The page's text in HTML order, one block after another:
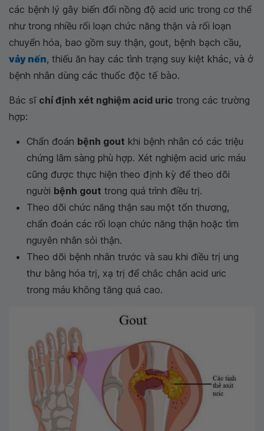
các bệnh lý gây biến đổi nồng độ acid uric trong cơ thể
như trong nhiều rối loạn chức năng thận và rối loạn
chuyển hóa, bao gồm suy thận, gout, bệnh bạch cầu,
vảy nến, thiếu ăn hay các tình trạng suy kiệt khác, và ở
bệnh nhân dùng các thuốc độc tế bào.
Bác sĩ chỉ định xét nghiệm acid uric trong các trường
hợp:
Chẩn đoán bệnh gout khi bệnh nhân có các triệu
chứng lâm sàng phù hợp. Xét nghiệm acid uric máu
cũng được thực hiện theo định kỳ để theo dõi
người bệnh gout trong quá trình điều trị.
Theo dõi chức năng thận sau một tổn thương,
chẩn đoán các rối loạn chức năng thận hoặc tìm
nguyên nhân sỏi thận.
Theo dõi bệnh nhân trước và sau khi điều trị ung
thư bằng hóa trị, xạ trị để chắc chắn acid uric
trong máu không tăng quá cao.